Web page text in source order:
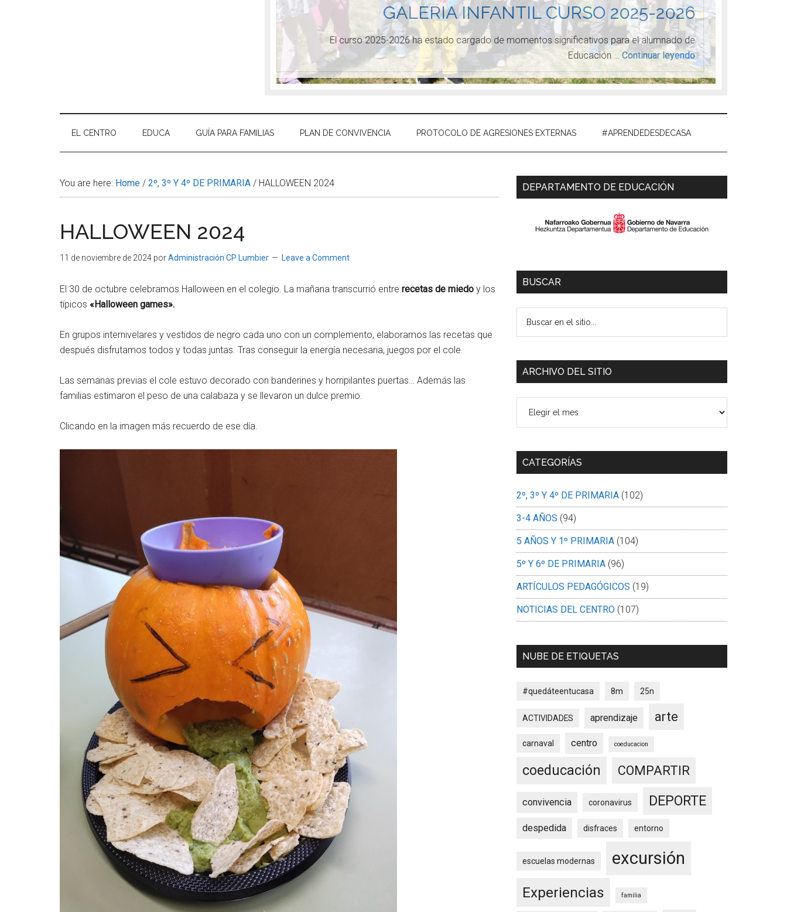
GALERIA INFANTIL CURSO 2025-2026
El curso 2025-2026 ha estado cargado de momentos significativos para el alumnado de
Educación … Continuar leyendo
EL CENTRO EDUCA GUÍA PARA FAMILIAS PLAN DE CONVIVENCIA PROTOCOLO DE AGRESIONES EXTERNAS #APRENDEDESDECASA
You are here: Home / 2º, 3º Y 4º DE PRIMARIA / HALLOWEEN 2024
HALLOWEEN 2024
11 de noviembre de 2024 porAdministración CP Lumbier Leave a Comment
El 30 de octubre celebramos Halloween en el colegio. La mañana transcurrió entre recetas de miedo y los
típicos «Halloween games».
En grupos internivelares y vestidos de negro cada uno con un complemento, elaboramos las recetas que
después disfrutamos todos y todas juntas. Tras conseguir la energía necesaria, juegos por el cole.
Las semanas previas el cole estuvo decorado con banderines y horripilantes puertas… Además las
familias estimaron el peso de una calabaza y se llevaron un dulce premio.
Clicando en la imagen más recuerdo de ese día.
Primary
DEPARTAMENTO DE EDUCACIÓN
BUSCAR
sitio...
ARCHIVO DEL SITIO
CATEGORÍAS
2º, 3º Y 4º DE PRIMARIA (102)
3-4 AÑOS (94)
5 AÑOS Y 1º PRIMARIA (104)
5º Y 6º DE PRIMARIA (96)
ARTÍCULOS PEDAGÓGICOS (19)
NOTICIAS DEL CENTRO (107)
NUBE DE ETIQUETAS
#quedáteentucasa 8m 25n
ACTIVIDADES aprendizaje arte
carnaval centro coeducacion
coeducación COMPARTIR
convivencia coronavirus DEPORTE
despedida disfraces entorno
escuelas modernas excursión
Experiencias familia